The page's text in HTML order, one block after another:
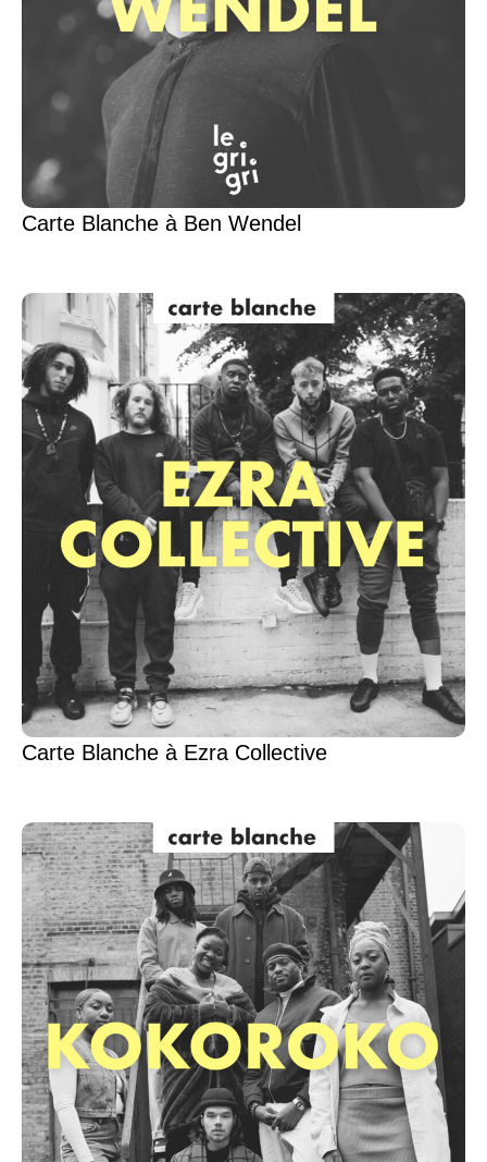
Carte Blanche à Ben Wendel
Carte Blanche à Ezra Collective